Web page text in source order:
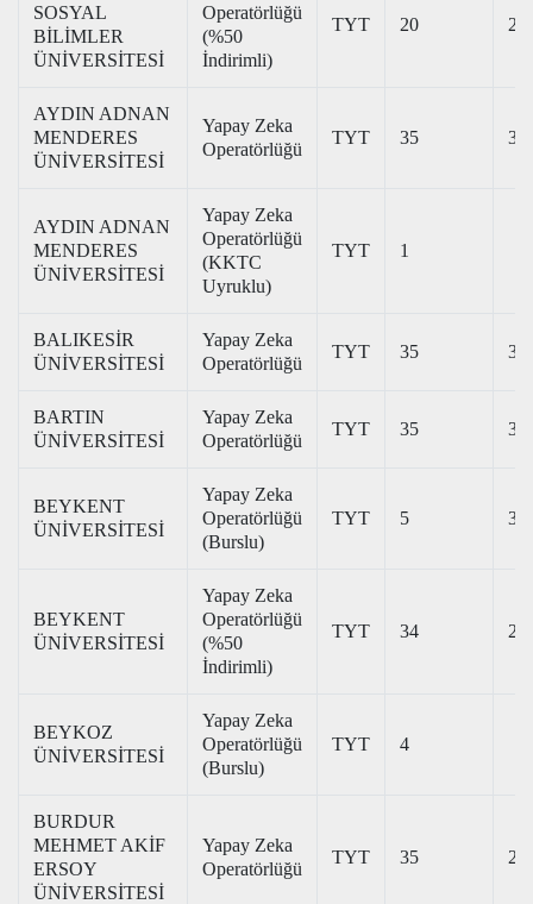
SOSYAL
BİLİMLER
ÜNİVERSİTESİ
Operatörlüğü
(%50
İndirimli)
TYT 20
AYDIN ADNAN
MENDERES
ÜNİVERSİTESİ
Yapay Zeka
Operatörlüğü
TYT 35
AYDIN ADNAN
MENDERES
ÜNİVERSİTESİ
Yapay Zeka
Operatörlüğü
(KKTC
Uyruklu)
TYT 1
BALIKESİR
ÜNİVERSİTESİ
Yapay Zeka
Operatörlüğü
TYT 35
BARTIN
ÜNİVERSİTESİ
Yapay Zeka
Operatörlüğü
TYT 35
BEYKENT
ÜNİVERSİTESİ
Yapay Zeka
Operatörlüğü
(Burslu)
TYT 5
BEYKENT
ÜNİVERSİTESİ
Yapay Zeka
Operatörlüğü
(%50
İndirimli)
TYT 34
BEYKOZ
ÜNİVERSİTESİ
Yapay Zeka
Operatörlüğü
(Burslu)
TYT 4
BURDUR
MEHMET AKİF
ERSOY
ÜNİVERSİTESİ
Yapay Zeka
Operatörlüğü
TYT 35